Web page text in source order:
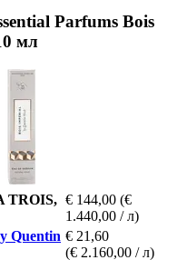
Parfums Bois
мл
TROIS, € 144,00 (€
1.440,00 / л)
Quentin € 21,60
(€ 2.160,00 / л)